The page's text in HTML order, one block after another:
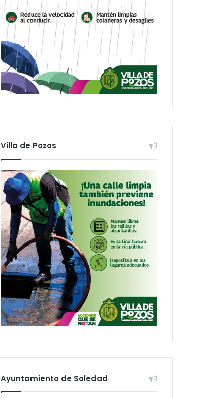
Villa de Pozos
Ayuntamiento de Soledad